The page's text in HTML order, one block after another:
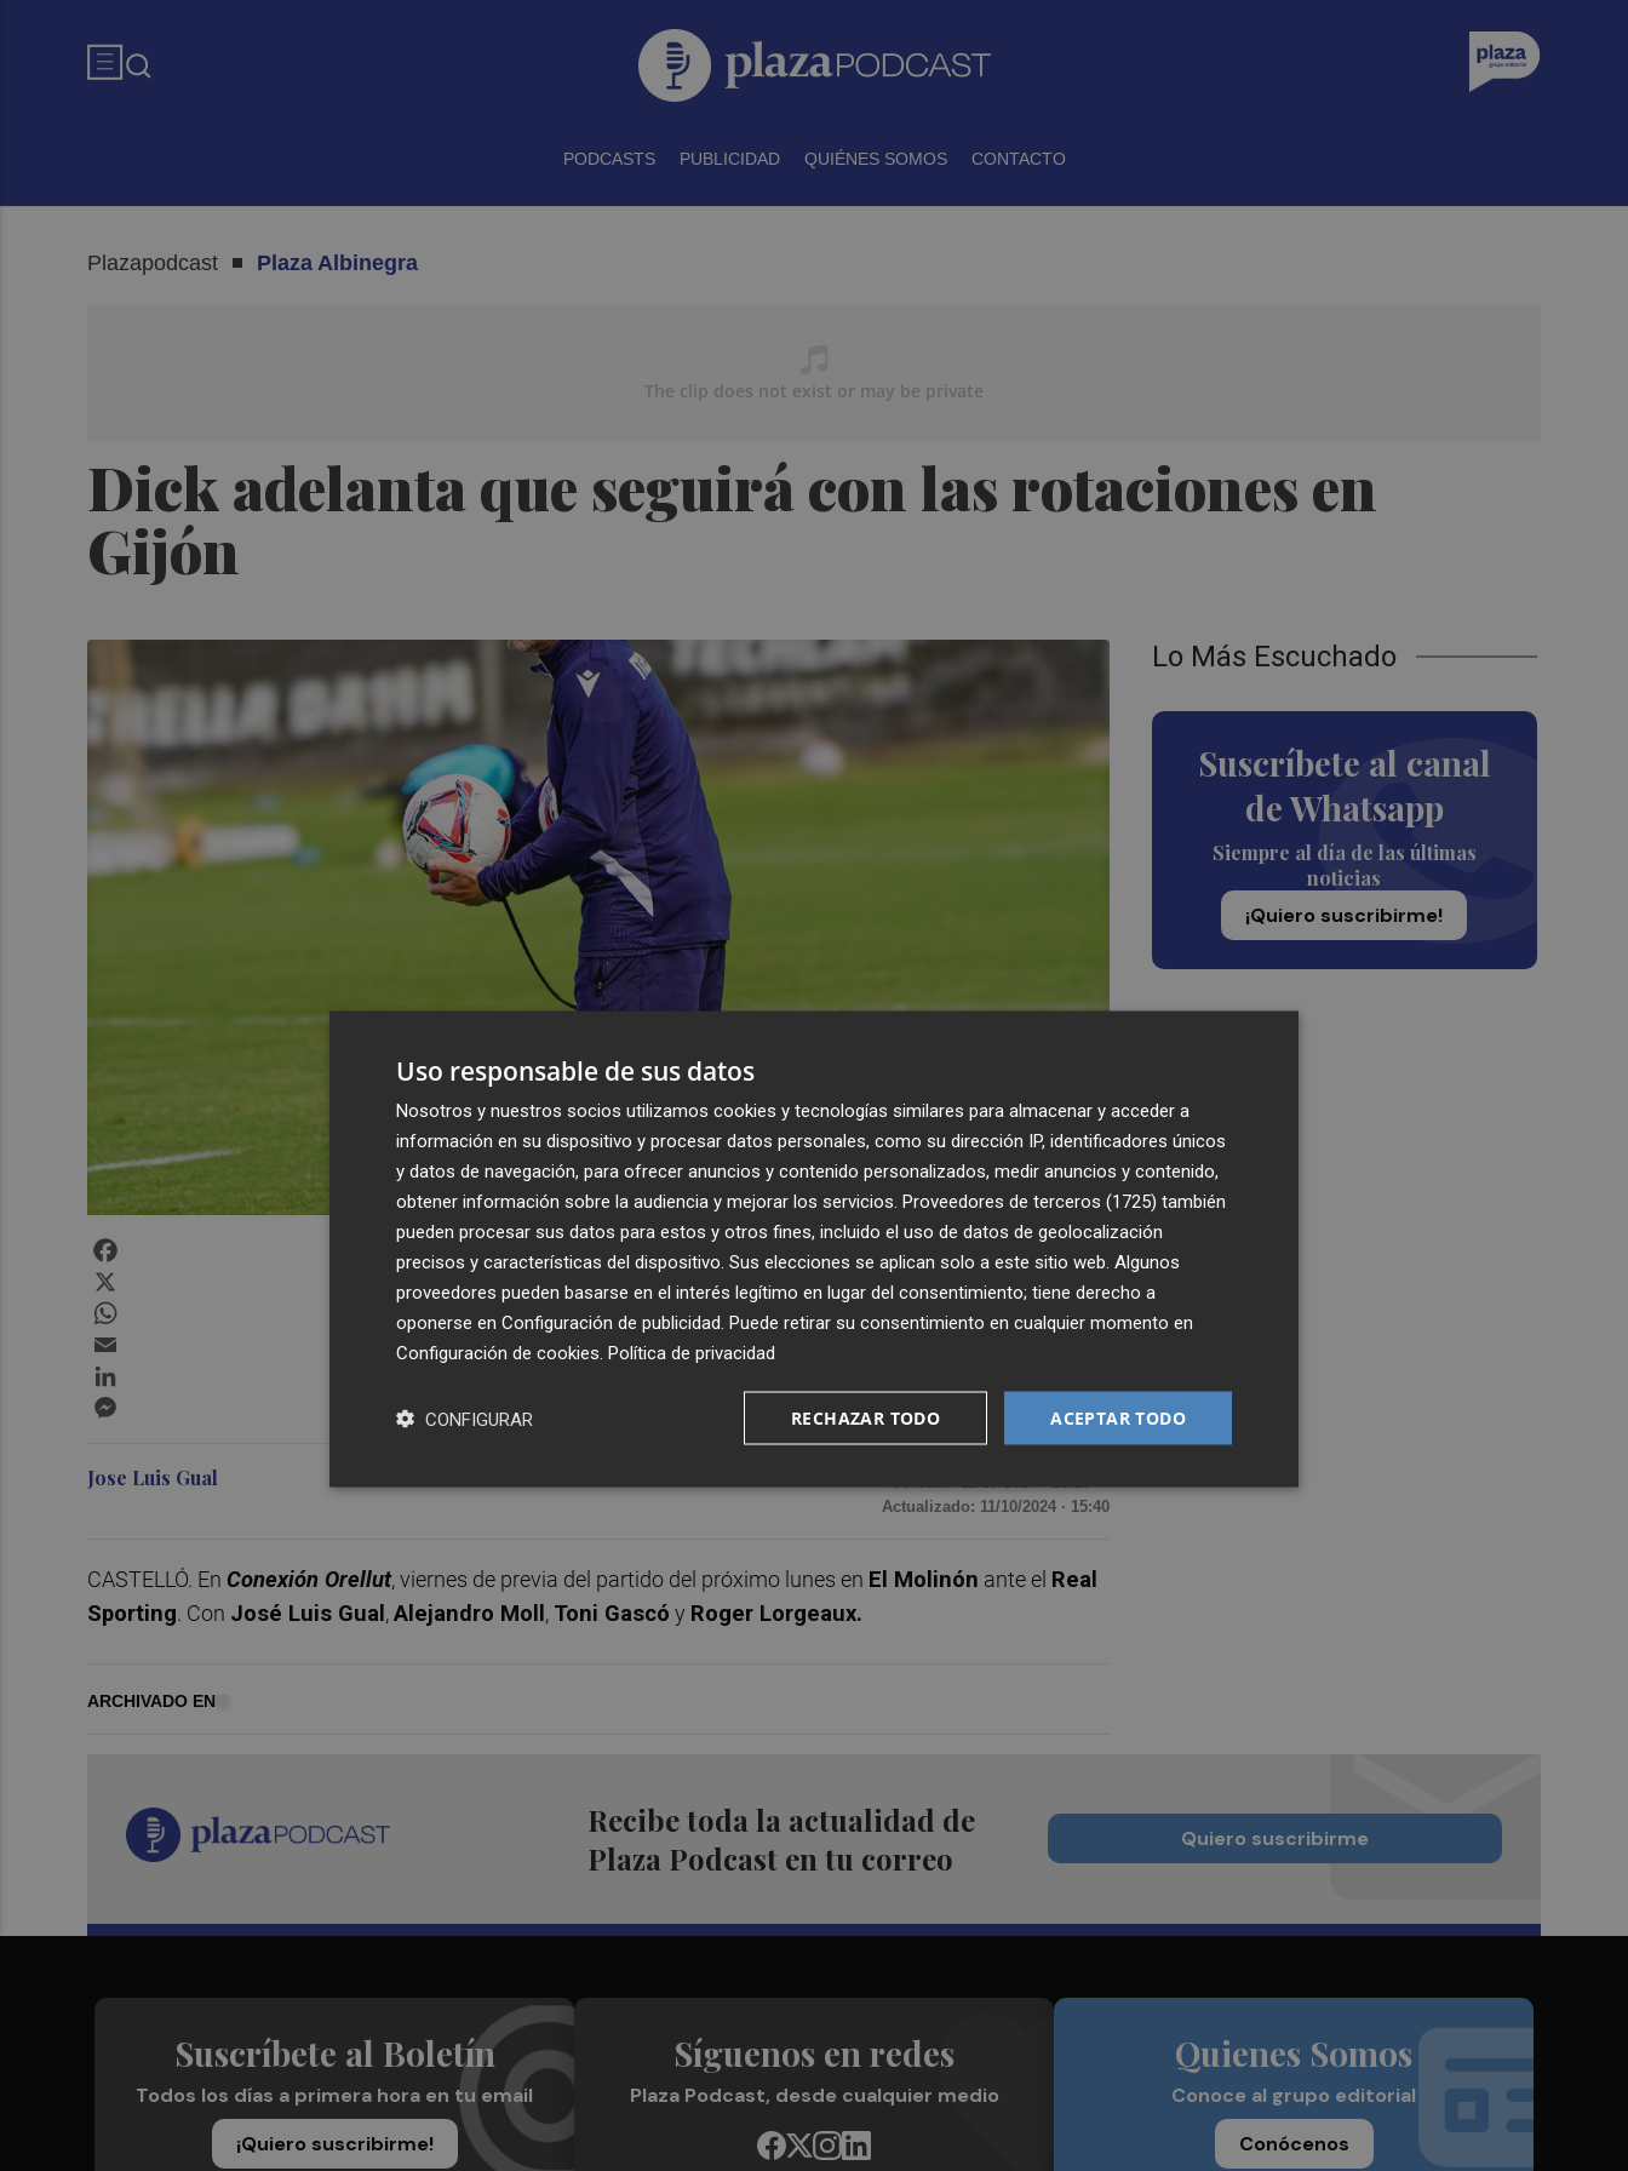
PODCASTS PUBLICIDAD QUIÉNES SOMOS CONTACTO
Plazapodcast Plaza Albinegra
Dick adelanta que seguirá con las rotaciones en
Gijón
Lo Más Escuchado
Suscríbete al canal
de Whatsapp
Siempre al día de las últimas
noticias
¡Quiero suscribirme!
Jose Luis Gual Publicado: 11/10/2024 ·15:10
Actualizado: 11/10/2024 · 15:40
CASTELLÓ. En Conexión Orellut, viernes de previa del partido del próximo lunes en El Molinón ante el Real
Sporting. Con José Luis Gual,Alejandro Moll, Toni Gascó y Roger Lorgeaux.
ARCHIVADO EN
Recibe toda la actualidad de
Plaza Podcast en tu correo
Quiero suscribirme
Suscríbete al Boletín
Todos los días a primera hora en tu email
¡Quiero suscribirme!
Síguenos en redes
Plaza Podcast, desde cualquier medio
Quienes Somos
Conoce al grupo editorial
Conócenos
Uso responsable de sus datos
Nosotros y nuestros socios utilizamos cookies y tecnologías similares para almacenar y acceder a
información en su dispositivo y procesar datos personales, como su dirección IP, identificadores únicos
y datos de navegación, para ofrecer anuncios y contenido personalizados, medir anuncios y contenido,
obtener información sobre la audiencia y mejorar los servicios. Proveedores de terceros (1725) también
pueden procesar sus datos para estos y otros fines, incluido el uso de datos de geolocalización
precisos y características del dispositivo. Sus elecciones se aplican solo a este sitio web. Algunos
proveedores pueden basarse en el interés legítimo en lugar del consentimiento; tiene derecho a
oponerse en Configuración de publicidad . Puede retirar su consentimiento en cualquier momento en
Configuración de cookies Política de privacidad
ACEPTAR TODO
RECHAZAR TODO
CONFIGURAR